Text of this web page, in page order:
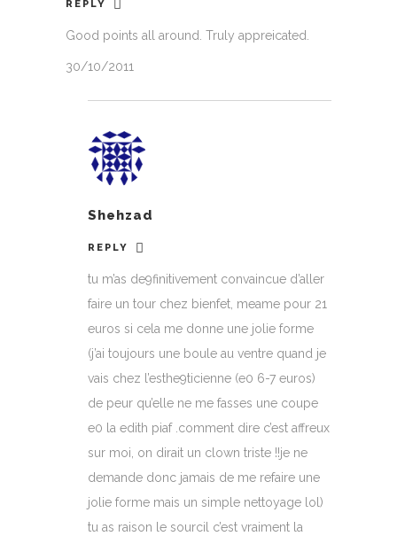
REPLY
Good points all around. Truly appreicated.
30/10/2011
Shehzad
REPLY
tu m’as de9finitivement convaincue d’aller
faire un tour chez bienfet, meame pour 21
euros si cela me donne une jolie forme
(j’ai toujours une boule au ventre quand je
vais chez l’esthe9ticienne (e0 6-7 euros)
de peur qu’elle ne me fasses une coupe
e0 la edith piaf .comment dire c’est affreux
sur moi, on dirait un clown triste !!je ne
demande donc jamais de me refaire une
jolie forme mais un simple nettoyage lol)
tu as raison le sourcil c’est vraiment la